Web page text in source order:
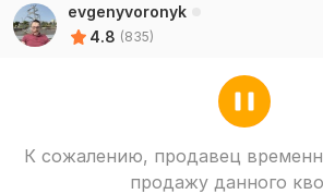
evgenyvoronyk
4.8 (835)
К сожалению, продавец
продажу данного